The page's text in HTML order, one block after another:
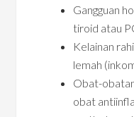
Gangguan
tiroid atau
Kelainan
lemah
Obat-
obat